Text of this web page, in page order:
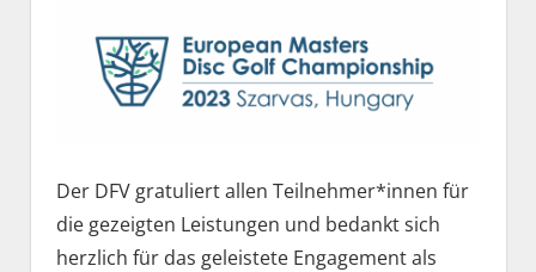
Der DFV gratuliert allen Teilnehmer*innen für
die gezeigten Leistungen und bedankt sich
herzlich für das geleistete Engagement als